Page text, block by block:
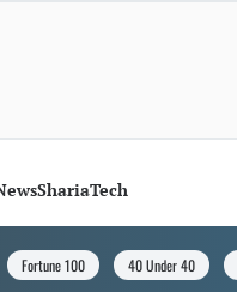
ShariaTech
Fortune 100 40 Under 40